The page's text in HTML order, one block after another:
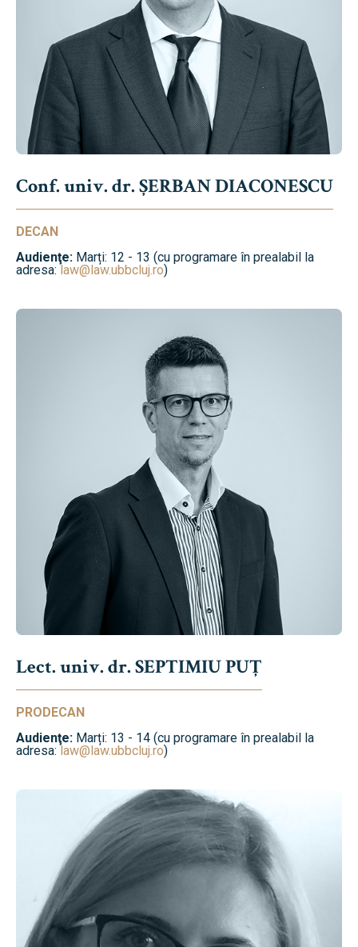
Conf. univ. dr. ȘERBAN DIACONESCU
DECAN
Audienţe: Marți: 12 - 13 (cu programare în prealabil la
adresa:law@law.ubbcluj.ro)
Lect. univ. dr. SEPTIMIU PUȚ
PRODECAN
Audienţe: Marți: 13 - 14 (cu programare în prealabil la
adresa:law@law.ubbcluj.ro)